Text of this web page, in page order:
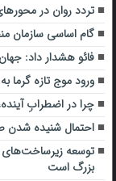
تردد روان در
گام اساسی سازمان
فائو هشدار داد:
ورود موج تازه گرما
چرا در اضطرابِ
احتمال شنیده شدن
توسعه زیرساخت‌های
بزرگ است